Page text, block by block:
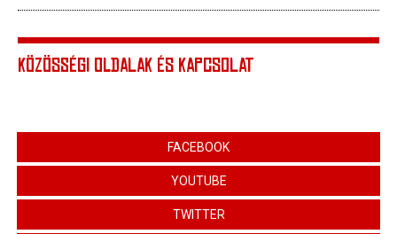
KÖZÖSSÉGI OLDALAK ÉS KAPCSOLAT
FACEBOOK
YOUTUBE
TWITTER